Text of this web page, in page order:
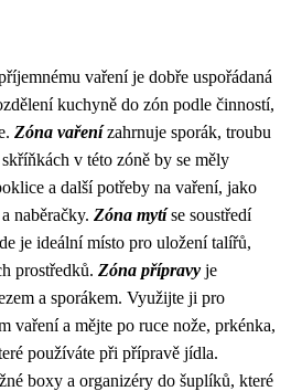
vaření je dobře uspořádaná
kuchyně do zón podle činností,
Zóna vařenízahrnuje sporák, troubu
v této zóně by se měly
a další potřeby na vaření, jako
naběračky. Zóna mytíse soustředí
je ideální místo pro uložení talířů,
prostředků. Zóna přípravy je
a sporákem. Využijte ji pro
vaření a mějte po ruce nože, prkénka,
používáte při přípravě jídla.
boxy a organizéry do šuplíků, které